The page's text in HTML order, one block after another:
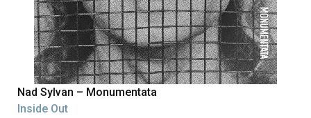
Nad Sylvan – Monumentata
Inside Out